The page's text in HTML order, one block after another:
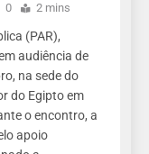
0 2 mins
(PAR),
audiência de
na sede do
do Egipto em
o encontro, a
apoio